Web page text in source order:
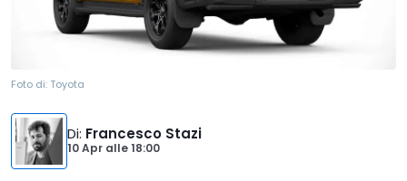
Foto di: Toyota
Di: Francesco Stazi
10 Apr alle18:00